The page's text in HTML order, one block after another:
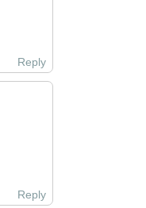
Reply
Reply